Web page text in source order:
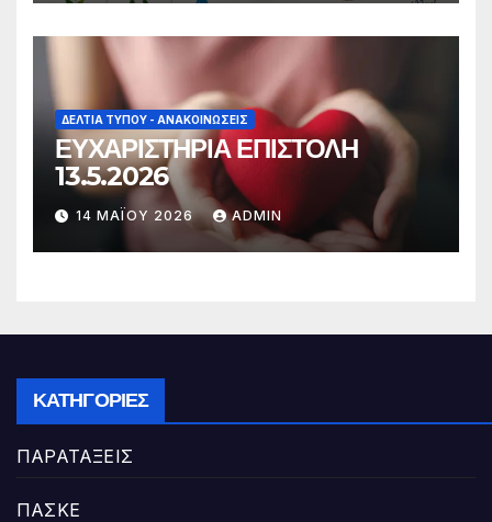
ΔΕΛΤΊΑ ΤΎΠΟΥ - ΑΝΑΚΟΙΝΏΣΕΙΣ
ΕΥΧΑΡΙΣΤΗΡΙΑ ΕΠΙΣΤΟΛΗ
13.5.2026
14 ΜΑΪ́ΟΥ 2026 ADMIN
ΚΑΤΗΓΟΡΊΕΣ
ΠΑΡΑΤΑΞΕΙΣ
ΠΑΣΚΕ